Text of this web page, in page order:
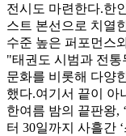
전시도 마련한다.한
스트 본선으로 치열
수준 높은 퍼포먼스
"태권도 시범과 전통
문화를 비롯해 다양
했다.여기서 끝이 아
한여름 밤의 끝판왕,
터 30일까지 사흘간